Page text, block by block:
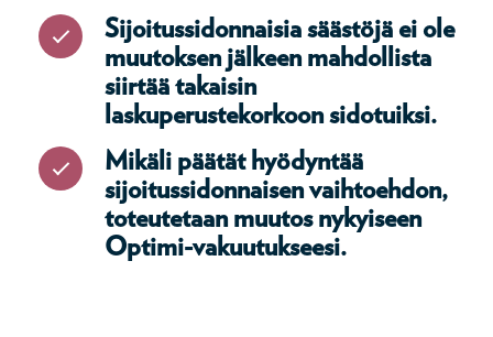
Sijoitussidonnaisia säästöjä ei ole
muutoksen jälkeen mahdollista
siirtää takaisin
laskuperustekorkoon sidotuiksi.
Mikäli päätät hyödyntää
sijoitussidonnaisen vaihtoehdon,
toteutetaan muutos nykyiseen
Optimi-vakuutukseesi.